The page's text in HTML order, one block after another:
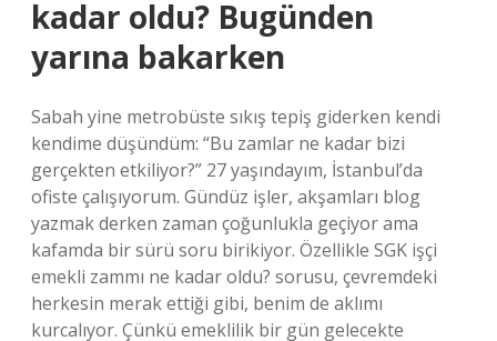
kadar oldu? Bugünden
yarına bakarken
Sabah yine metrobüste sıkış tepiş giderken kendi
kendime düşündüm: “Bu zamlar ne kadar bizi
gerçekten etkiliyor?” 27 yaşındayım, İstanbul’da
ofiste çalışıyorum. Gündüz işler, akşamları blog
yazmak derken zaman çoğunlukla geçiyor ama
kafamda bir sürü soru birikiyor. Özellikle SGK işçi
emekli zammı ne kadar oldu? sorusu, çevremdeki
herkesin merak ettiği gibi, benim de aklımı
kurcalıyor. Çünkü emeklilik bir gün gelecekte